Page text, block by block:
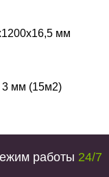
мм
3 мм (15м2)
работы 24/7